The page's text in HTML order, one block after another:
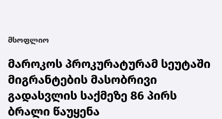
მსოფლიო
მაროკოს პროკურატურამ სეუტაში
მიგრანტების მასობრივი
გადასვლის საქმეზე 86 პირს
ბრალი წაუყენა